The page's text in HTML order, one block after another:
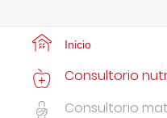
Inicio
Consultorio
Consultorio